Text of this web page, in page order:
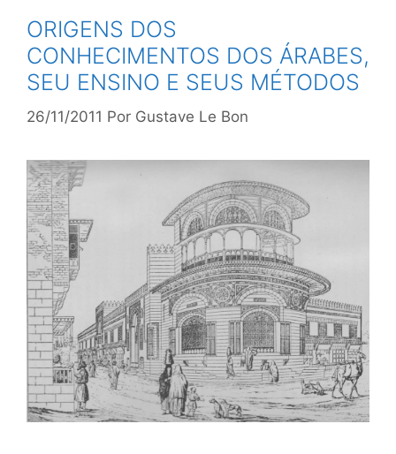
ORIGENS DOS
CONHECIMENTOS DOS ÁRABES,
SEU ENSINO E SEUS MÉTODOS
26/11/2011 Por Gustave Le Bon